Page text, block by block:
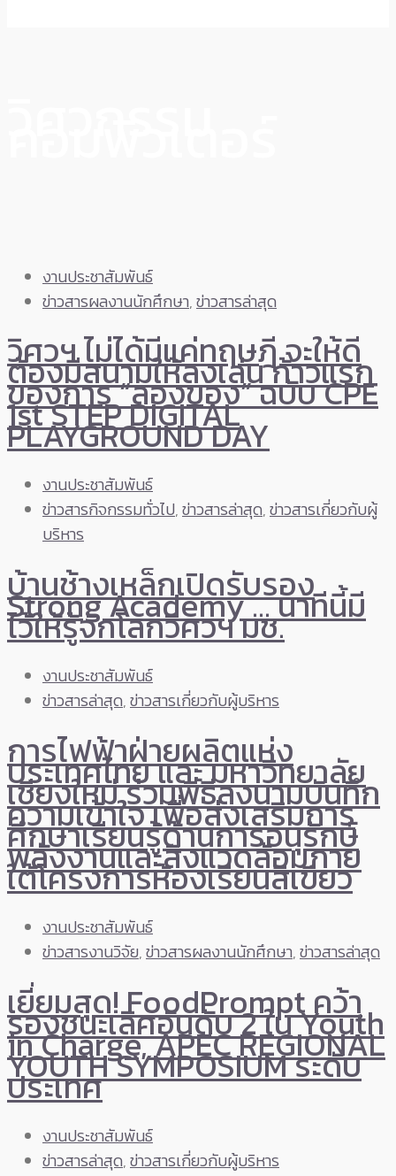
งานประชาสัมพันธ์
ข่าวสารผลงานนักศึกษา,ข่าวสารล่าสุด
วิศวฯ ไม่ได้มีแค่ทฤษฎี จะให้ดี
ต้องมีสนามให้ลงเล่น ก้าวแรก
ของการ “ลองของ” ฉบับ CPE
1st STEP DIGITAL
PLAYGROUND DAY
งานประชาสัมพันธ์
ข่าวสารกิจกรรมทั่วไป,ข่าวสารล่าสุด,ข่าวสารเกี่ยวกับผู้
บริหาร
บ้านช้างเหล็กเปิดรับรอง
Strong Academy … นาทีนี้มี
ไว้ให้รู้จักโลกวิศวฯ มช.
งานประชาสัมพันธ์
ข่าวสารล่าสุด,ข่าวสารเกี่ยวกับผู้บริหาร
การไฟฟ้าฝ่ายผลิตแห่ง
ประเทศไทย และ มหาวิทยาลัย
เชียงใหม่ ร่วมพิธีลงนามบันทึก
ความเข้าใจ เพื่อส่งเสริมการ
ศึกษาเรียนรู้ด้านการอนุรักษ์
พลังงานและสิ่งแวดล้อมภาย
ใต้โครงการห้องเรียนสีเขียว
งานประชาสัมพันธ์
ข่าวสารงานวิจัย,ข่าวสารผลงานนักศึกษา,ข่าวสารล่าสุด
เยี่ยมสุด! FoodPrompt คว้า
รองชนะเลิศอันดับ 2 ใน Youth
in Charge, APEC REGIONAL
YOUTH SYMPOSIUM ระดับ
ประเทศ
งานประชาสัมพันธ์
ข่าวสารล่าสุด,ข่าวสารเกี่ยวกับผู้บริหาร